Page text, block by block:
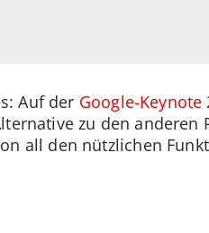
Auf der Google-Keynote
zu den anderen
all den nützlichen